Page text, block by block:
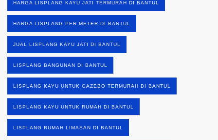
HARGA LISPLANG KAYU JATI TERMURAH DI BANTUL
HARGA LISPLANG PER METER DI BANTUL
JUAL LISPLANG KAYU JATI DI BANTUL
LISPLANG BANGUNAN DI BANTUL
LISPLANG KAYU UNTUK GAZEBO TERMURAH DI BANTUL
LISPLANG KAYU UNTUK RUMAH DI BANTUL
LISPLANG RUMAH LIMASAN DI BANTUL